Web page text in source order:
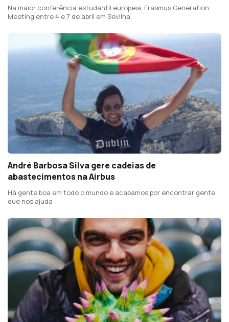
Na maior conferência estudantil europeia, Erasmus Generation
Meeting entre 4 e 7 de abril em Sevilha
André Barbosa Silva gere cadeias de
abastecimentos na Airbus
Há gente boa em todo o mundo e acabamos por encontrar gente
que nos ajuda